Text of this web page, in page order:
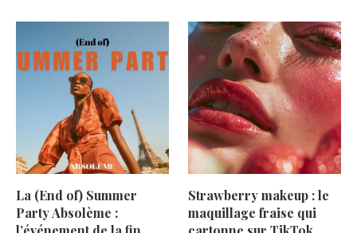
La (End of) Summer
Party Absolème :
Strawberry makeup : le
maquillage fraise qui